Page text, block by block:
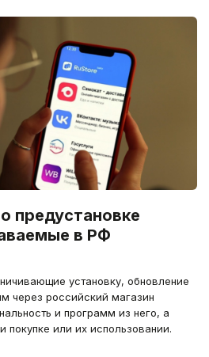
предустановке
в РФ
установку, обновление
через российский магазин
и программ из него, а
покупке или их использовании.